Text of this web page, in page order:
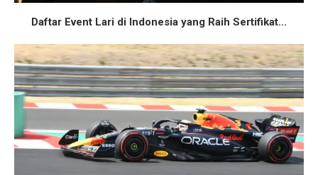
Daftar Event Lari di Indonesia yang Raih Sertifikat...